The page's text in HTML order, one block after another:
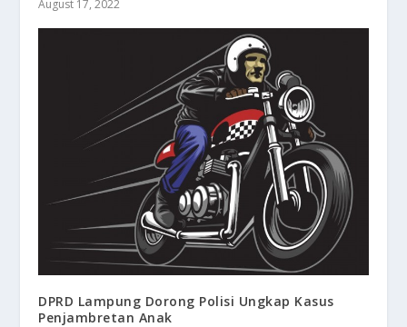
August 17, 2022
DPRD Lampung Dorong Polisi Ungkap Kasus
Penjambretan Anak